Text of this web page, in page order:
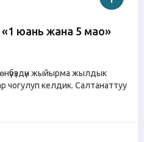
«1 юань жана 5 мао»
жыйырма жылдык
чогулуп келдик. Салтанаттуу